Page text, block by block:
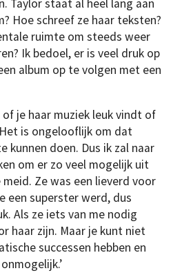
Taylor staat al heel lang aan
Hoe schreef ze haar teksten?
ruimte om steeds weer
Ik bedoel, er is veel druk op
album op te volgen met een
je haar muziek leuk vindt of
is ongelooflijk om dat
kunnen doen. Dus ik zal naar
om er zo veel mogelijk uit
Ze was een lieverd voor
een superster werd, dus
Als ze iets van me nodig
haar zijn. Maar je kunt niet
successen hebben en